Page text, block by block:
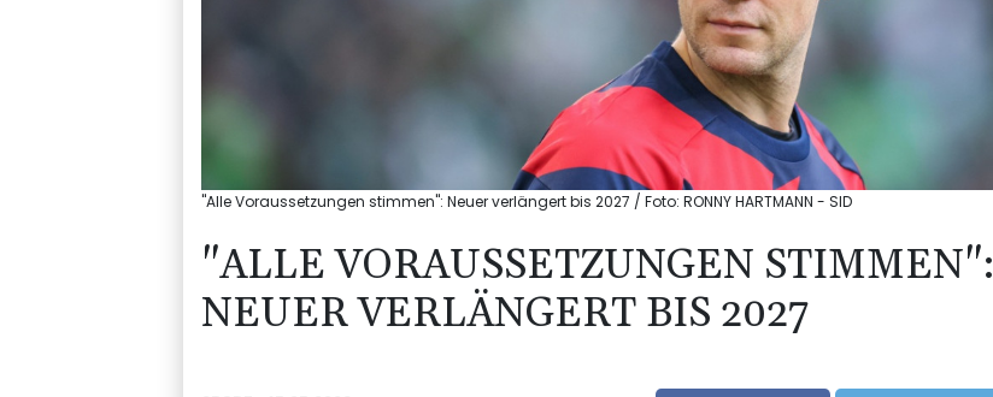
"Alle Voraussetzungen stimmen": Neuer verlängert bis 2027 / Foto: RONNY HARTMANN - SID
"ALLE VORAUSSETZUNGEN STIMMEN":
NEUER VERLÄNGERT BIS 2027